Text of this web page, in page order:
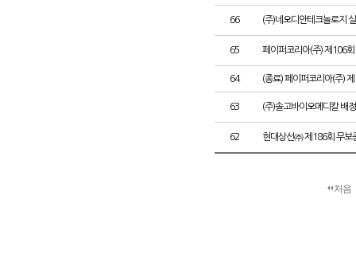
66 (주)네오디안테크놀로지
65 페이퍼코리아(주) 제106
64 (종료) 페이퍼코리아(주)
63 (주)솔고바이오메디칼 배
62 현대상선㈜ 제186회 무보
처음